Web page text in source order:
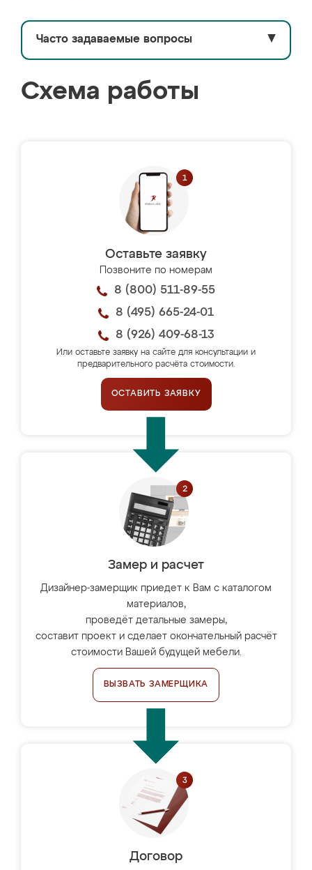
Часто задаваемые вопросы ▼
Схема работы
Оставьте заявку
Позвоните по номерам
8 (800) 511-89-55
8 (495) 665-24-01
8 (926) 409-68-13
Или оставьте заявку на сайте для консультации и
предварительного расчёта стоимости.
ОСТАВИТЬ ЗАЯВКУ
Замер и расчет
Дизайнер-замерщик приедет к Вам с каталогом
материалов,
проведёт детальные замеры,
составит проект и сделает окончательный расчёт
стоимости Вашей будущей мебели.
ВЫЗВАТЬ ЗАМЕРЩИКА
Договор